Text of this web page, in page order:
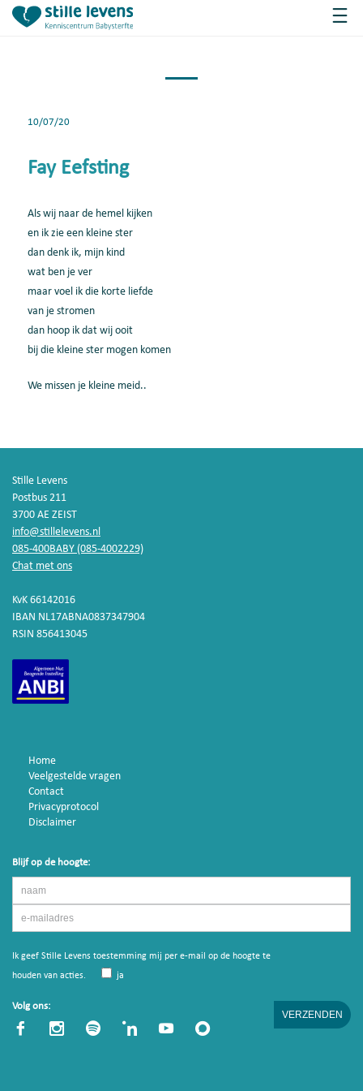
10/07/20
Fay Eefsting
Als wij naar de hemel kijken
en ik zie een kleine ster
dan denk ik, mijn kind
wat ben je ver
maar voel ik die korte liefde
van je stromen
dan hoop ik dat wij ooit
bij die kleine ster mogen komen
We missen je kleine meid..
Stille Levens
Postbus 211
3700 AE ZEIST
info@stillelevens.nl
085-400BABY (085-4002229)
Chat met ons
KvK 66142016
IBAN NL17ABNA0837347904
RSIN 856413045
Home
Veelgestelde vragen
Contact
Privacyprotocol
Disclaimer
Blijf op de hoogte:
Ik geef Stille Levens toestemming mij per e-mail op de hoogte te
houden van acties.
ja
Volg ons: